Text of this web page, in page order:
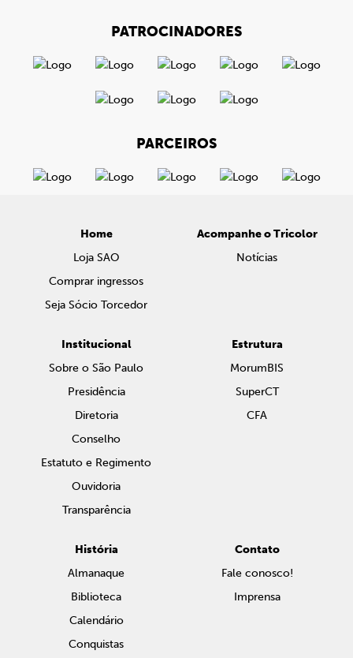
PATROCINADORES
PARCEIROS
Home
Loja SAO
Comprar ingressos
Seja Sócio Torcedor
Acompanhe o Tricolor
Notícias
Institucional
Sobre o São Paulo
Presidência
Diretoria
Conselho
Estatuto e Regimento
Ouvidoria
Transparência
Estrutura
MorumBIS
SuperCT
CFA
História
Almanaque
Biblioteca
Calendário
Conquistas
Contato
Fale conosco!
Imprensa